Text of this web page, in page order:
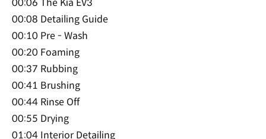
00:06 The Kia EV3
00:08 Detailing Guide
00:10 Pre - Wash
00:20 Foaming
00:37 Rubbing
00:41 Brushing
00:44 Rinse Off
00:55 Drying
01:04 Interior Detailing